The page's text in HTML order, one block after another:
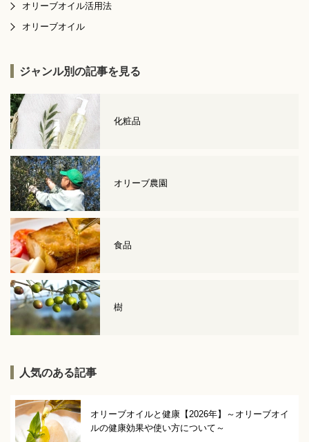
オリーブオイル活用法
オリーブオイル
ジャンル別の記事を見る
化粧品
オリーブ農園
食品
樹
人気のある記事
オリーブオイルと健康【2026年】～オリーブオイ
ルの健康効果や使い方について～